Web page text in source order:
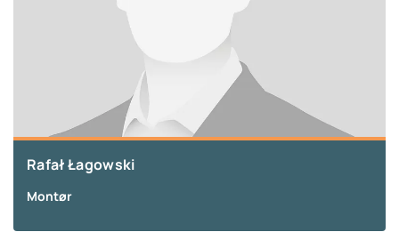
Rafał Łagowski
Montør